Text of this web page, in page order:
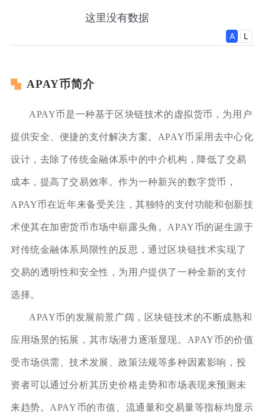
APAY币简介
APAY币是一种基于区块链技术的虚拟货币，为用户
提供安全、便捷的支付解决方案。APAY币采用去中心化
设计，去除了传统金融体系中的中介机构，降低了交易
成本，提高了交易效率。作为一种新兴的数字货币，
APAY币在近年来备受关注，其独特的支付功能和创新技
术使其在加密货币市场中崭露头角。APAY币的诞生源于
对传统金融体系局限性的反思，通过区块链技术实现了
交易的透明性和安全性，为用户提供了一种全新的支付
选择。
APAY币的发展前景广阔，区块链技术的不断成熟和
应用场景的拓展，其市场潜力逐渐显现。APAY币的价值
受市场供需、技术发展、政策法规等多种因素影响，投
资者可以通过分析其历史价格走势和市场表现来预测未
来趋势。APAY币的市值、流通量和交易量等指标均显示